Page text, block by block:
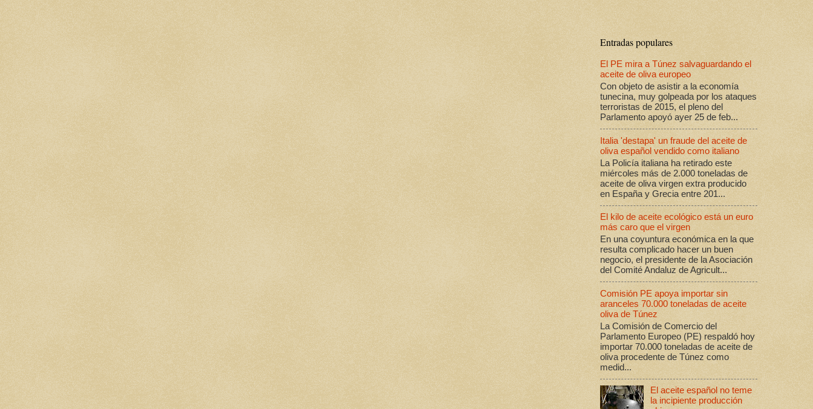
Entradas populares
El PE mira a Túnez salvaguardando el
aceite de oliva europeo
Con objeto de asistir a la economía
tunecina, muy golpeada por los ataques
terroristas de 2015, el pleno del
Parlamento apoyó ayer 25 de feb...
Italia 'destapa' un fraude del aceite de
oliva español vendido como italiano
La Policía italiana ha retirado este
miércoles más de 2.000 toneladas de
aceite de oliva virgen extra producido
en España y Grecia entre 201...
El kilo de aceite ecológico está un euro
más caro que el virgen
En una coyuntura económica en la que
resulta complicado hacer un buen
negocio, el presidente de la Asociación
del Comité Andaluz de Agricult...
Comisión PE apoya importar sin
aranceles 70.000 toneladas de aceite
oliva de Túnez
La Comisión de Comercio del
Parlamento Europeo (PE) respaldó hoy
importar 70.000 toneladas de aceite de
oliva procedente de Túnez como
medid...
El aceite español no teme
la incipiente producción